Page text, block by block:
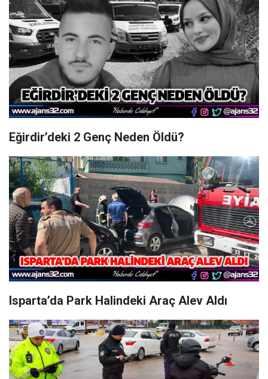
Eğirdir’deki 2 Genç Neden Öldü?
Isparta’da Park Halindeki Araç Alev Aldı